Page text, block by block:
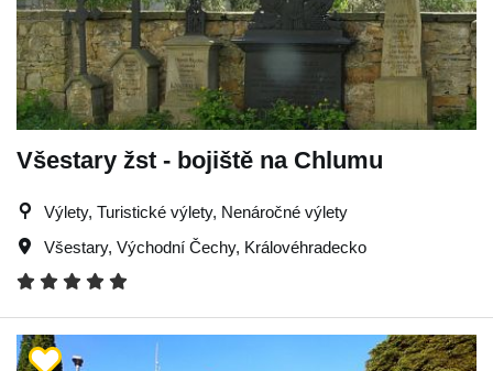
Všestary žst - bojiště na Chlumu
Výlety, Turistické výlety, Nenáročné výlety
Všestary, Východní Čechy, Královéhradecko